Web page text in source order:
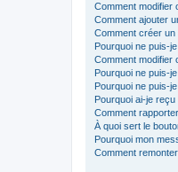
Comment modifier
Comment ajouter
Comment créer un
Pourquoi ne puis-
Comment modifier
Pourquoi ne puis-
Pourquoi ne puis-
Pourquoi ai-je
Comment
À quoi sert le
Pourquoi mon
Comment